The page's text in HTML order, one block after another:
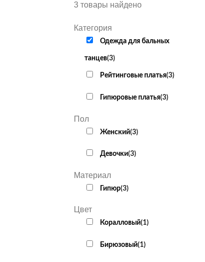
3 товары найдено
Категория
Одежда для бальных
танцев(3)
Рейтинговые платья(3)
Гипюровые платья(3)
Пол
Женский(3)
Девочки(3)
Материал
Гипюр(3)
Цвет
Коралловый(1)
Бирюзовый(1)